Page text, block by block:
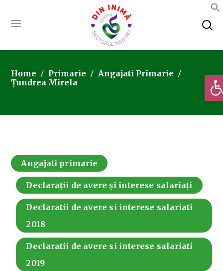
Home Primarie
Angajati Primarie
Țundrea Mirela
Angajati primarie
Declarații de avere și interese salariați
Declaratii de avere si interese salariati
2018
Declaratii de avere si interese salariati
2019